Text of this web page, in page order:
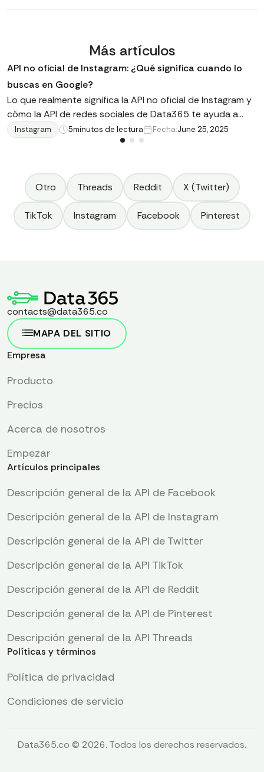
Más artículos
API no oficial de Instagram: ¿Qué significa cuando lo
buscas en Google?
Lo que realmente significa la API no oficial de Instagram y
cómo la API de redes sociales de Data365 te ayuda a
acceder a datos públicos sin complicaciones técnicas
Instagram 5minutos de lectura Fecha:June 25, 2025
Otro Threads Reddit X (Twitter)
TikTok Instagram Facebook Pinterest
contacts@data365.co
MAPA DEL SITIO
Empresa
Producto
Precios
Acerca de nosotros
Empezar
Artículos principales
Descripción general de la API de Facebook
Descripción general de la API de Instagram
Descripción general de la API de Twitter
Descripción general de la API TikTok
Descripción general de la API de Reddit
Descripción general de la API de Pinterest
Descripción general de la API Threads
Políticas y términos
Política de privacidad
Condiciones de servicio
Data365.co © 2026. Todos los derechos reservados.